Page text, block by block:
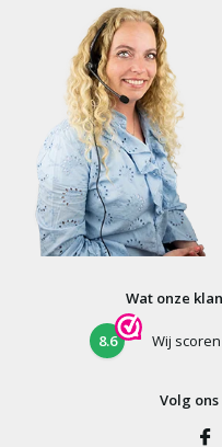
Wat onze
8.6 Wij
Volg